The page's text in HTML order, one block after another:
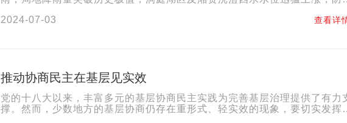
2024-07-03
查看详
推动协商民主在基层见实效
党的十八大以来，丰富多元的基层协商民主实践为完善基层治理提供了有力
撑。然而，少数地方的基层协商仍存在重形式、轻实效的现象，要切实发挥